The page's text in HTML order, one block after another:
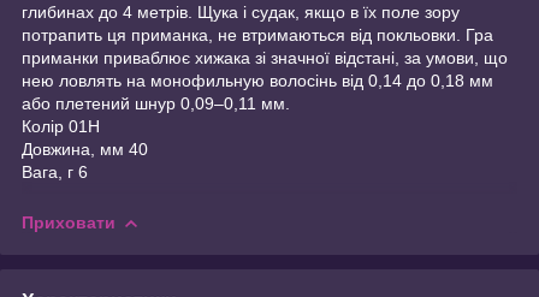
глибинах до 4 метрів. Щука і судак, якщо в їх поле зору
потрапить ця приманка, не втримаються від покльовки. Гра
приманки приваблює хижака зі значної відстані, за умови, що
нею ловлять на монофильную волосінь від 0,14 до 0,18 мм
або плетений шнур 0,09–0,11 мм.
Колір 01H
Довжина, мм 40
Вага, г 6
Приховати